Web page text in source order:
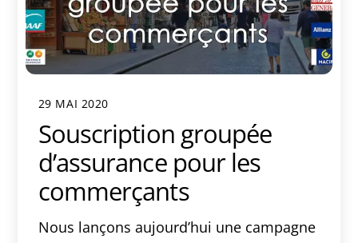
29 MAI 2020
Souscription groupée
d’assurance pour les
commerçants
Nous lançons aujourd’hui une campagne